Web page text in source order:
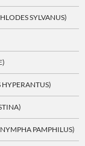
SYLVANUS)
PAMPHILUS)